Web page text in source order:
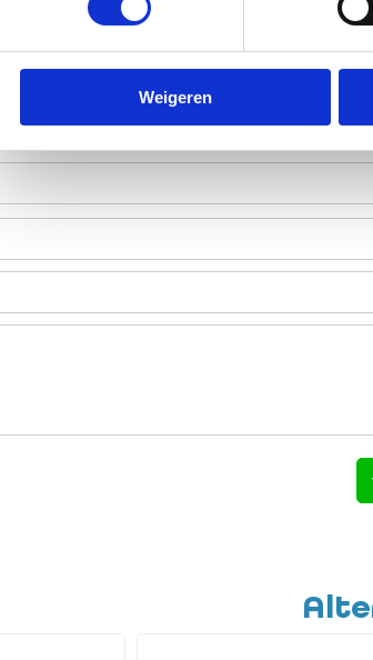
Weigeren
contact te komen.